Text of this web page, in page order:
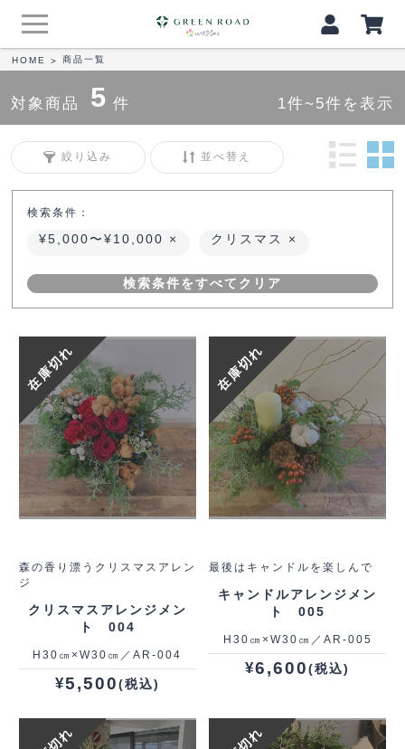
HOME > 商品一覧
対象商品 5 件 1件~5件を表示
絞り込み 並べ替え
検索条件：
¥5,000〜¥10,000 クリスマス
検索条件をすべてクリア
在庫切れ
森の香り漂うクリスマスアレン
ジ
クリスマスアレンジメン
ト 004
H30㎝×W30㎝／AR-004
¥5,500(税込)
在庫切れ
最後はキャンドルを楽しんで
キャンドルアレンジメン
ト 005
H30㎝×W30㎝／AR-005
¥6,600(税込)